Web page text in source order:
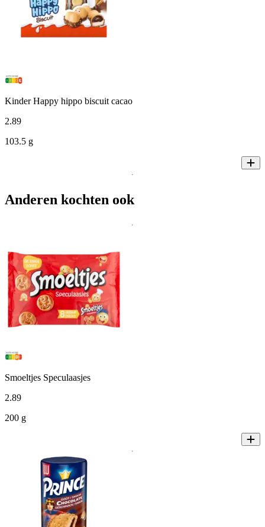
Kinder Happy hippo biscuit cacao
2.89
103.5 g
Anderen kochten ook
Smoeltjes Speculaasjes
2.89
200 g